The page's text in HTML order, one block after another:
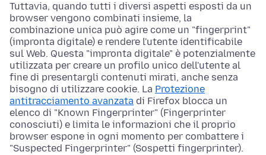
Tuttavia, quando tutti i diversi aspetti esposti da un
browser vengono combinati insieme, la
combinazione unica può agire come un "fingerprint"
(impronta digitale) e rendere l'utente identificabile
sul Web. Questa "impronta digitale" è potenzialmente
utilizzata per creare un profilo unico dell'utente al
fine di presentargli contenuti mirati, anche senza
bisogno di utilizzare cookie. La Protezione
antitracciamento avanzata di Firefox blocca un
elenco di "Known Fingerprinter" (Fingerprinter
conosciuti) e limita le informazioni che il proprio
browser espone in ogni momento per combattere i
"Suspected Fingerprinter" (Sospetti fingerprinter).